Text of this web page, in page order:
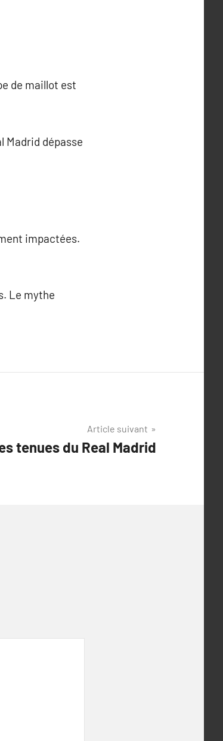
de maillot est
Madrid dépasse
impactées.
Le mythe
Article suivant
tenues du Real Madrid